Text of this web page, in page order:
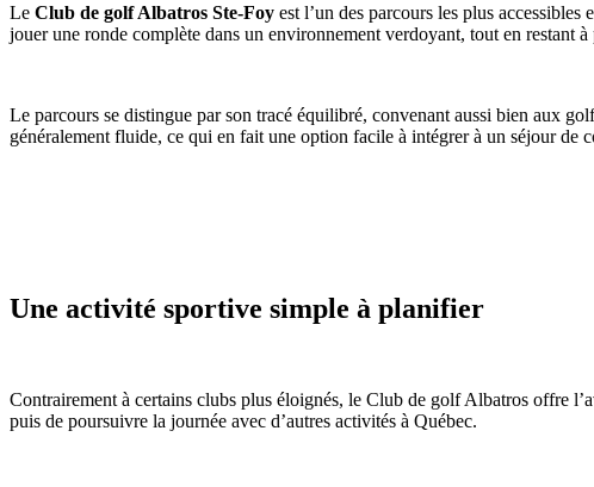
Le Club de golf Albatros Ste-Foy est l’un des parcours les plus
jouer une ronde complète dans un environnement verdoyant, tout en restant
Le parcours se distingue par son tracé équilibré, convenant aussi bien aux
généralement fluide, ce qui en fait une option facile à intégrer à un séjour de
Une activité sportive simple à planifier
Contrairement à certains clubs plus éloignés, le Club de golf Albatros offre
puis de poursuivre la journée avec d’autres activités à Québec.